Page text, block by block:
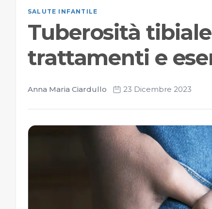
SALUTE INFANTILE
Tuberosità
trattamenti e
Anna Maria Ciardullo 23 Dicembre 2023